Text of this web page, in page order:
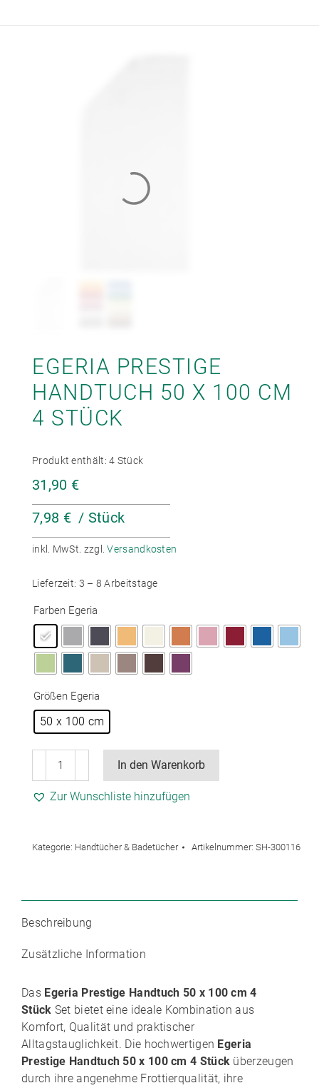
EGERIA PRESTIGE
HANDTUCH 50 X 100 CM
4 STÜCK
Produkt enthält: 4 Stück
31,90 €
7,98 € / Stück
inkl. MwSt. zzgl.Versandkosten
Lieferzeit: 3 – 8 Arbeitstage
Farben Egeria
Größen Egeria
50 x 100 cm
Handtuch
100
In den Warenkorb
Zur Wunschliste hinzufügen
Kategorie: Handtücher & Badetücher Artikelnummer: SH-300116
Beschreibung
Zusätzliche Information
Das Egeria Prestige Handtuch 50 x 100 cm 4
Stück Set bietet eine ideale Kombination aus
Komfort, Qualität und praktischer
Alltagstauglichkeit. Die hochwertigen Egeria
Prestige Handtuch 50 x 100 cm 4 Stück überzeugen
durch ihre angenehme Frottierqualität, ihre